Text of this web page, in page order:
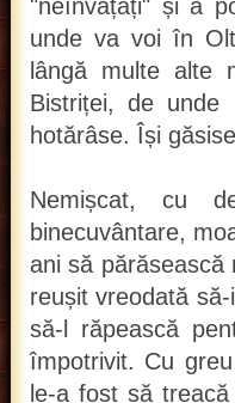
"neînvățați" și a
unde va voi în
lângă multe alte
Bistriței, de
hotărâse. Își
Nemișcat, cu
binecuvântare,
ani să părăsească
reușit vreodată
să-l răpească
împotrivit. Cu
le-a fost să